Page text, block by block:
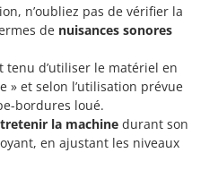
n’oubliez pas de vérifier la
de nuisances sonores
tenu d’utiliser le matériel en
» et selon l’utilisation prévue
bordures loué.
la machine durant son
en ajustant les niveaux